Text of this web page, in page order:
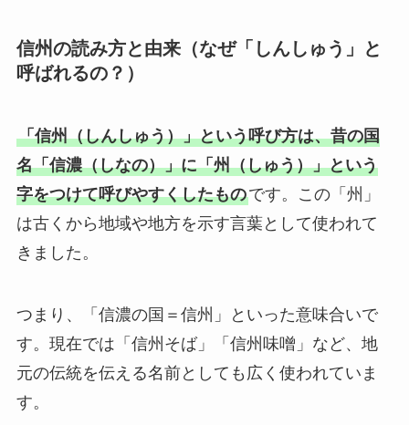
信州の読み方と由来（なぜ「しんしゅう」と
呼ばれるの？）
「信州（しんしゅう）」という呼び方は、昔の国
名「信濃（しなの）」に「州（しゅう）」という
字をつけて呼びやすくしたものです。この「州」
は古くから地域や地方を示す言葉として使われて
きました。
つまり、「信濃の国＝信州」といった意味合いで
す。現在では「信州そば」「信州味噌」など、地
元の伝統を伝える名前としても広く使われていま
す。